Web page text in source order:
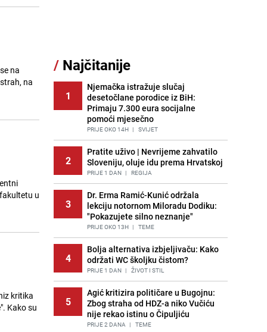
na
na
u
kritika
Kako su
/ Najčitanije
1
Njemačka istražuje slučaj
desetočlane porodice iz BiH:
Primaju 7.300 eura socijalne
pomoći mjesečno
PRIJE OKO 14H | SVIJET
2
Pratite uživo | Nevrijeme zahvatilo
Sloveniju, oluje idu prema Hrvatskoj
PRIJE 1 DAN | REGIJA
3
Dr. Erma Ramić-Kunić održala
lekciju notornom Miloradu Dodiku:
"Pokazujete silno neznanje"
PRIJE OKO 13H | TEME
4
Bolja alternativa izbjeljivaču: Kako
održati WC školjku čistom?
PRIJE 1 DAN | ŽIVOT I STIL
5
Agić kritizira političare u Bugojnu:
Zbog straha od HDZ-a niko Vučiću
nije rekao istinu o Čipuljiću
PRIJE 2 DANA | TEME